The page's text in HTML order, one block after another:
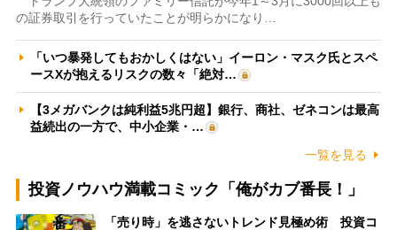
の証券取引を行っていたことが明らかになり…
「いつ暴発してもおかしくはない」イーロン・マスク氏とスペ
ースXが抱えるリスクの数々「絶対…
【3メガバンクは純利益5兆円超】銀行、商社、ゼネコンは最高
益続出の一方で、中小企業・…
一覧を見る
投資ノウハウ満載コミック「俺がカブ番長！」
「売り時」を逃さないトレンド見極め術 投資コ